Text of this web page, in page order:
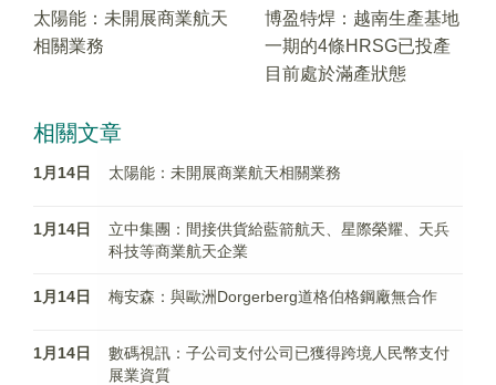
太陽能：未開展商業航天
相關業務
博盈特焊：越南生產基地
一期的4條HRSG已投產
目前處於滿產狀態
相關文章
1月14日 太陽能：未開展商業航天相關業務
1月14日
立中集團：間接供貨給藍箭航天、星際榮耀、天兵
科技等商業航天企業
1月14日 梅安森：與歐洲Dorgerberg道格伯格鋼廠無合作
1月14日
數碼視訊：子公司支付公司已獲得跨境人民幣支付
展業資質